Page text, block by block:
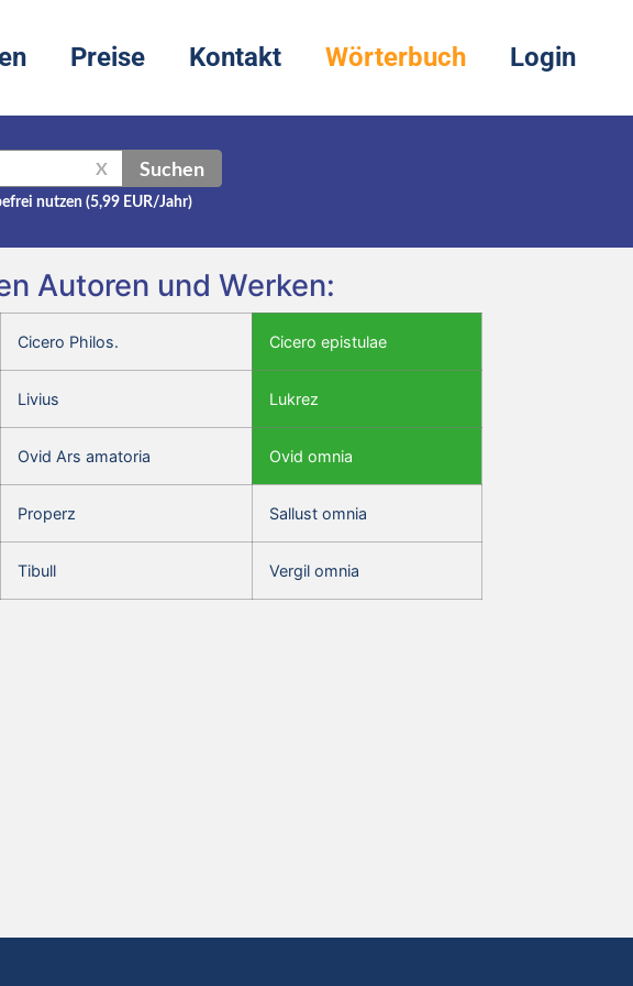
Preise Kontakt Wörterbuch Login
X Suchen
nutzen (5,99 EUR/Jahr)
Autoren und Werken:
Cicero Philos. Cicero epistulae
Livius Lukrez
Ovid Ars amatoria Ovid omnia
Properz Sallust omnia
Tibull Vergil omnia